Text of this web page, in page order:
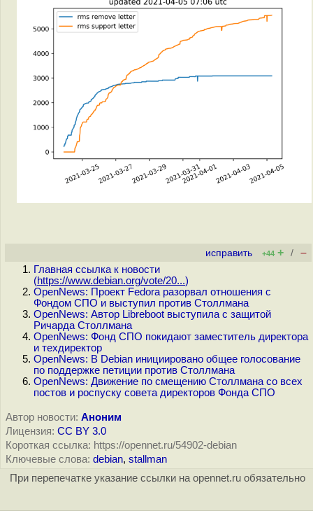
исправить +44 + / –
Главная ссылка к новости
(https://www.debian.org/vote/20...)
OpenNews: Проект Fedora разорвал отношения с
Фондом СПО и выступил против Столлмана
OpenNews: Автор Libreboot выступила с защитой
Ричарда Столлмана
OpenNews: Фонд СПО покидают заместитель директора
и техдиректор
OpenNews: В Debian инициировано общее голосование
по поддержке петиции против Столлмана
OpenNews: Движение по смещению Столлмана со всех
постов и роспуску совета директоров Фонда СПО
Автор новости: Аноним
Лицензия: CC BY 3.0
Короткая ссылка: https://opennet.ru/54902-debian
Ключевые слова: debian, stallman
При перепечатке указание ссылки на opennet.ru обязательно